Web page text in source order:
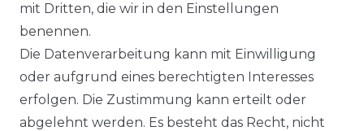
mit Dritten, die wir in den Einstellungen
benennen.
Die Datenverarbeitung kann mit Einwilligung
oder aufgrund eines berechtigten Interesses
erfolgen. Die Zustimmung kann erteilt oder
abgelehnt werden. Es besteht das Recht, nicht